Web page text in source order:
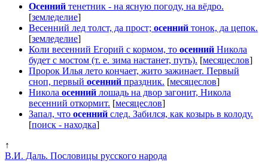
Осенний тенетник - на ясную погоду, на вёдро.
[земледелие]
Весенний лед толст, да прост; осенний тонок, да цепок.
[земледелие]
Коли весенний Егорий с кормом, то осенний Никола
будет с мостом (т. е. зима настанет, путь). [месяцеслов]
Пророк Илья лето кончает, жито зажинает. Первый
сноп, первый осенний праздник. [месяцеслов]
Никола осенний лошадь на двор загонит, Никола
весенний откормит. [месяцеслов]
Запал, что осенний след. Забился, как козырь в колоду.
[поиск - находка]
↑
В.И. Даль. Пословицы русского народа